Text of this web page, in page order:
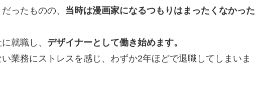
ったものの、 当時は漫画家になるつもりはまったくなかった
就職し、 デザイナーとして働き始めます。
業務にストレスを感じ、わずか2年ほどで退職してしまいま